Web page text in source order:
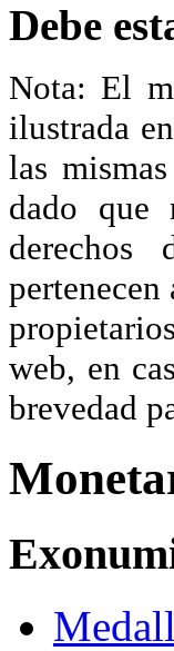
Debe
Nota: El
ilustrada
las
dado que
derechos
web, en
brevedad